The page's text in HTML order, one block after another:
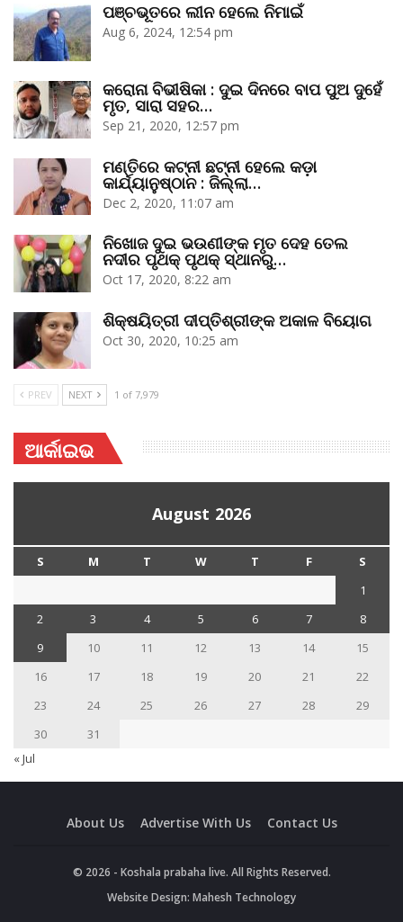
ପଞ୍ଚଭୂତରେ ଲୀନ ହେଲେ ନିମାଇଁ
Aug 6, 2024, 12:54 pm
କରୋନା ବିଭୀଷିକା : ଦୁଇ ଦିନରେ ବାପ ପୁଅ ଦୁହେଁ
ମୃତ, ସାରା ସହର…
Sep 21, 2020, 12:57 pm
ମଣ୍ତିରେ କଟ୍‌ନୀ ଛଟ୍‌ନୀ ହେଲେ କଡ଼ା
କାର୍ଯ୍ୟାନୁଷ୍ଠାନ : ଜିଲ୍ଲା…
Dec 2, 2020, 11:07 am
ନିଖୋଜ ଦୁଇ ଭଉଣୀଙ୍କ ମୃତ ଦେହ ତେଲ
ନଦୀର ପୃଥକ୍‌ ପୃଥକ୍‌ ସ୍ଥାନରୁ…
Oct 17, 2020, 8:22 am
ଶିକ୍ଷୟିତ୍ରୀ ଦୀପ୍ତିଶ୍ରୀଙ୍କ ଅକାଳ ବିୟୋଗ
Oct 30, 2020, 10:25 am
PREV NEXT 1 of 7,979
ଆର୍କାଇଭ
August 2026
S M T W T F
S
1
2
3 4 5 6 7
8
9
10 11 12 13 14
15
16
17 18 19 20 21
22
23
24 25 26 27 28
29
30
31
« Jul
About Us Advertise With Us Contact Us
© 2026 - Koshala prabaha live. All Rights Reserved.
Website Design: Mahesh Technology